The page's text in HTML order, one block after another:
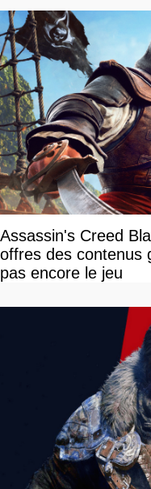
Assassin's Creed
offres des contenus
pas encore le jeu